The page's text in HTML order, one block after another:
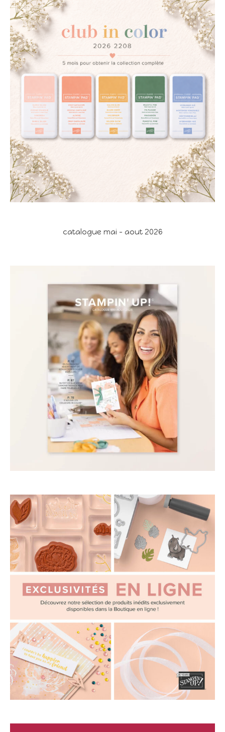
catalogue mai - aout 2026